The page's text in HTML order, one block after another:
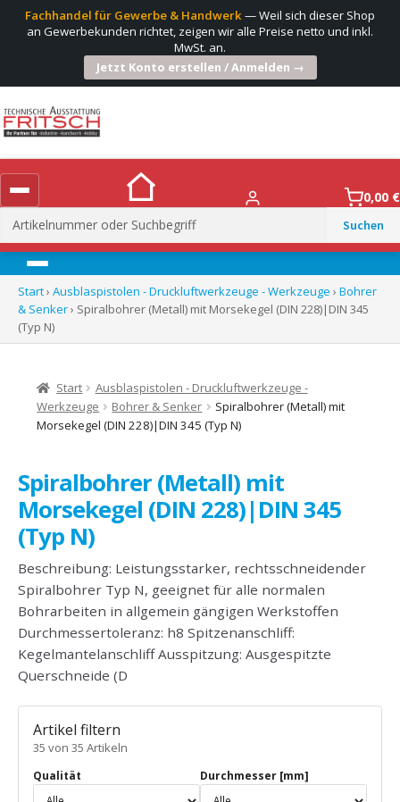
Fachhandel für Gewerbe & Handwerk— Weil sich dieser Shop
an Gewerbekunden richtet, zeigen wir alle Preise netto und inkl.
MwSt. an.
Jetzt Konto erstellen / Anmelden →
Suchen
nach:
0,00 €
Menü
Start› Ausblaspistolen - Druckluftwerkzeuge - Werkzeuge › Bohrer
& Senker› Spiralbohrer (Metall) mit Morsekegel (DIN 228)|DIN 345
(Typ N)
Start
Ausblaspistolen - Druckluftwerkzeuge -
Werkzeuge
Bohrer & Senker
Spiralbohrer (Metall) mit
Morsekegel (DIN 228)|DIN 345 (Typ N)
Spiralbohrer (Metall) mit
Morsekegel (DIN 228)|DIN 345
(Typ N)
Beschreibung: Leistungsstarker, rechtsschneidender
Spiralbohrer Typ N, geeignet für alle normalen
Bohrarbeiten in allgemein gängigen Werkstoffen
Durchmessertoleranz: h8 Spitzenanschliff:
Kegelmantelanschliff Ausspitzung: Ausgespitzte
Querschneide (D
Artikel filtern
35 von 35 Artikeln
Qualität Durchmesser [mm]